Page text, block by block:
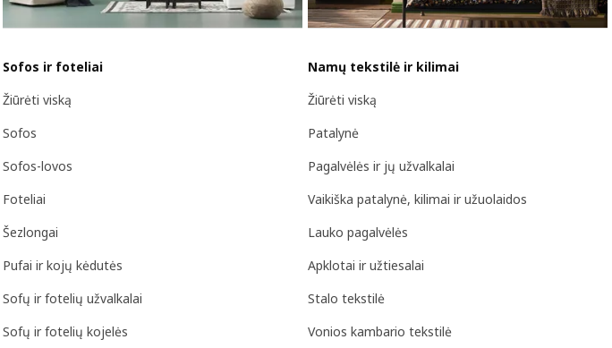
Sofos ir foteliai
Žiūrėti viską
Sofos
Sofos-lovos
Foteliai
Šezlongai
Pufai ir kojų kėdutės
Sofų ir fotelių užvalkalai
Sofų ir fotelių kojelės
Namų tekstilė ir kilimai
Žiūrėti viską
Patalynė
Pagalvėlės ir jų užvalkalai
Vaikiška patalynė, kilimai ir užuolaidos
Lauko pagalvėlės
Apklotai ir užtiesalai
Stalo tekstilė
Vonios kambario tekstilė